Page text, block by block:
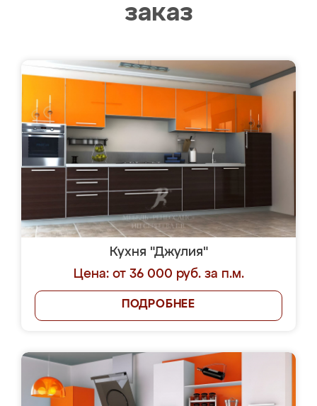
заказ
Кухня "Джулия"
Цена: от 36 000 руб. за п.м.
ПОДРОБНЕЕ